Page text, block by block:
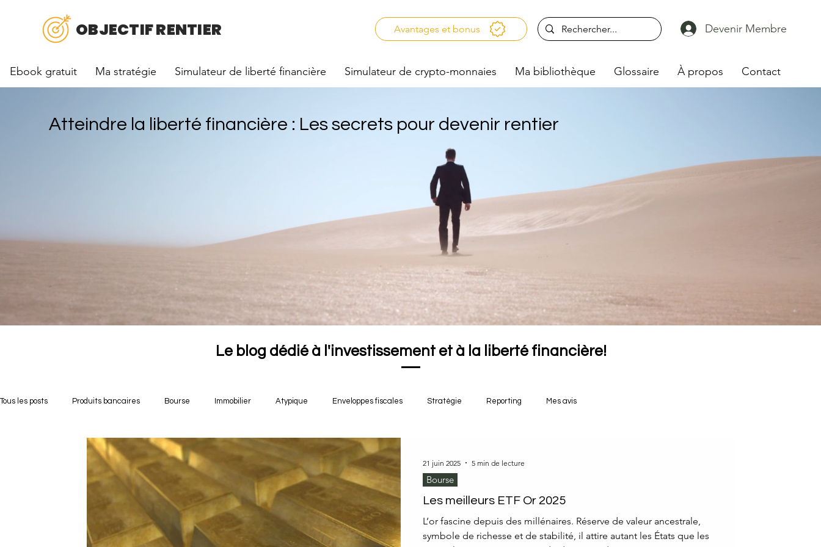
OBJECTIF RENTIER Avantages et bonus Devenir Membre
Ebook gratuit Ma stratégie Simulateur de liberté financière Simulateur de crypto-monnaies Ma bibliothèque Glossaire À propos Contact
Atteindre la liberté financière : Les secrets pour devenir rentier
Le blog dédié à l'investissement et à la liberté financière!
Tous les posts Produits bancaires Bourse Immobilier Atypique Enveloppes fiscales Stratégie Reporting Mes avis
Opportunités crowdfunding
Les meilleurs ETF Or 2025
L’or fascine depuis des millénaires. Réserve de valeur ancestrale,
symbole de richesse et de stabilité, il attire autant les États que les
Bourse
21 juin 2025 5 min de lecture